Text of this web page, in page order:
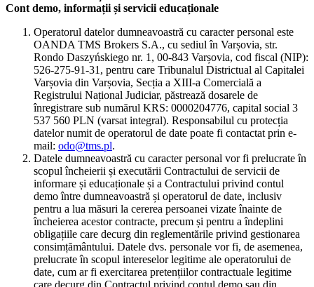
Cont demo, informații și servicii educaționale
Operatorul datelor dumneavoastră cu caracter personal este
OANDA TMS Brokers S.A., cu sediul în Varșovia, str.
Rondo Daszyńskiego nr. 1, 00-843 Varșovia, cod fiscal (NIP):
526-275-91-31, pentru care Tribunalul Districtual al Capitalei
Varșovia din Varșovia, Secția a XIII-a Comercială a
Registrului Național Judiciar, păstrează dosarele de
înregistrare sub numărul KRS: 0000204776, capital social 3
537 560 PLN (varsat integral). Responsabilul cu protecția
datelor numit de operatorul de date poate fi contactat prin e-
mail: odo@tms.pl.
Datele dumneavoastră cu caracter personal vor fi prelucrate în
scopul încheierii și executării Contractului de servicii de
informare și educaționale și a Contractului privind contul
demo între dumneavoastră și operatorul de date, inclusiv
pentru a lua măsuri la cererea persoanei vizate înainte de
încheierea acestor contracte, precum și pentru a îndeplini
obligațiile care decurg din reglementările privind gestionarea
consimțământului. Datele dvs. personale vor fi, de asemenea,
prelucrate în scopul intereselor legitime ale operatorului de
date, cum ar fi exercitarea pretențiilor contractuale legitime
care decurg din Contractul privind contul demo sau din